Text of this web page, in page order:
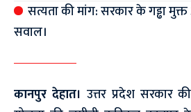
सत्यता की मांग: सरकार के गड्ढा
सवाल।
कानपुर देहात। उत्तर प्रदेश सरकार की